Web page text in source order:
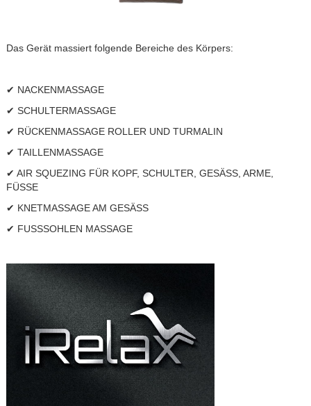
Das Gerät massiert folgende Bereiche des Körpers:
✔ NACKENMASSAGE
✔ SCHULTERMASSAGE
✔ RÜCKENMASSAGE ROLLER UND TURMALIN
✔ TAILLENMASSAGE
✔ AIR SQUEZING FÜR KOPF, SCHULTER, GESÄSS, ARME,
FÜSSE
✔ KNETMASSAGE AM GESÄSS
✔ FUSSSOHLEN MASSAGE